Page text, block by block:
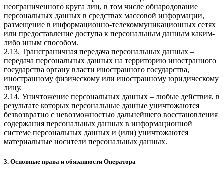
неограниченного круга лиц, в том числе обнародование
персональных данных в средствах массовой информации,
размещение в информационно-телекоммуникационных сетях
или предоставление доступа к персональным данным каким-
либо иным способом.
2.13. Трансграничная передача персональных данных –
передача персональных данных на территорию иностранного
государства органу власти иностранного государства,
иностранному физическому или иностранному юридическому
лицу.
2.14. Уничтожение персональных данных – любые действия, в
результате которых персональные данные уничтожаются
безвозвратно с невозможностью дальнейшего восстановления
содержания персональных данных в информационной
системе персональных данных и (или) уничтожаются
материальные носители персональных данных.
3. Основные права и обязанности Оператора